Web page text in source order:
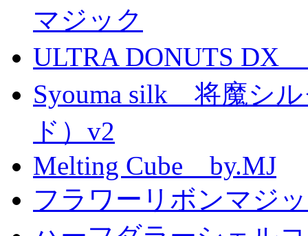
マジック
ULTRA DONUTS DX
Syouma silk 将魔シ
ド）v2
Melting Cube by.MJ
フラワーリボンマジ